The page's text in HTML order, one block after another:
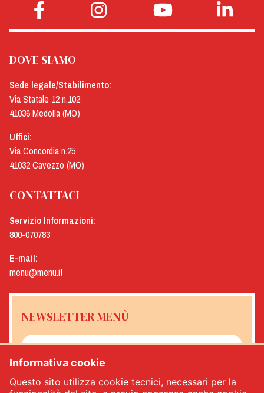
DOVE SIAMO
Sede legale/Stabilimento:
Via Statale 12 n.102
41036 Medolla (MO)
Uffici:
Via Concordia n.25
41032 Cavezzo (MO)
CONTATTACI
Servizio Informazioni:
800-070783
E-mail:
menu@menu.it
NEWSLETTER MENÙ
Informativa cookie
Questo sito utilizza cookie tecnici, necessari per la